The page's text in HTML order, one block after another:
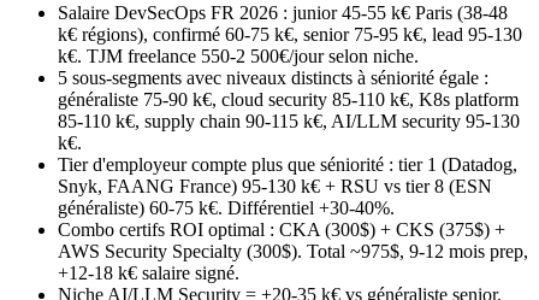
Salaire DevSecOps FR 2026 : junior 45-55 k€ Paris (38-48
k€ régions), confirmé 60-75 k€, senior 75-95 k€, lead 95-130
k€. TJM freelance 550-2 500€/jour selon niche.
5 sous-segments avec niveaux distincts à séniorité égale :
généraliste 75-90 k€, cloud security 85-110 k€, K8s platform
85-110 k€, supply chain 90-115 k€, AI/LLM security 95-130
k€.
Tier d'employeur compte plus que séniorité : tier 1 (Datadog,
Snyk, FAANG France) 95-130 k€ + RSU vs tier 8 (ESN
généraliste) 60-75 k€. Différentiel +30-40%.
Combo certifs ROI optimal : CKA (300$) + CKS (375$) +
AWS Security Specialty (300$). Total ~975$, 9-12 mois prep,
+12-18 k€ salaire signé.
Niche AI/LLM Security = +20-35 k€ vs généraliste senior.